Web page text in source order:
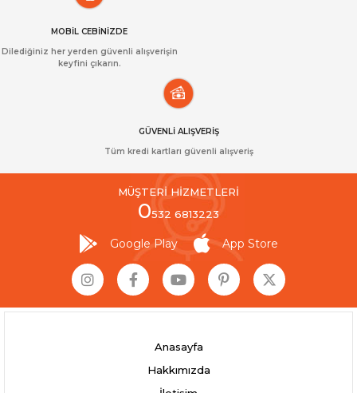
MOBİL CEBİNİZDE
Dilediğiniz her yerden güvenli alışverişin
keyfini çıkarın.
GÜVENLİ ALIŞVERİŞ
Tüm kredi kartları güvenli alışveriş
MÜŞTERİ HİZMETLERİ
0532 6813223
Google Play App Store
Anasayfa
Hakkımızda